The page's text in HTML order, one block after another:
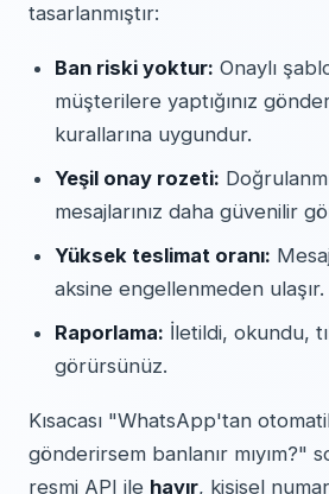
tasarlanmıştır:
Ban riski yoktur: Onaylı
müşterilere yaptığınız
kurallarına uygundur.
Yeşil onay rozeti:
mesajlarınız daha güvenilir
Yüksek teslimat oranı:
aksine engellenmeden ulaşır.
Raporlama: İletildi, okundu,
görürsünüz.
Kısacası "WhatsApp'tan
gönderirsem banlanır mıyım?"
resmi API ile hayır, kişisel